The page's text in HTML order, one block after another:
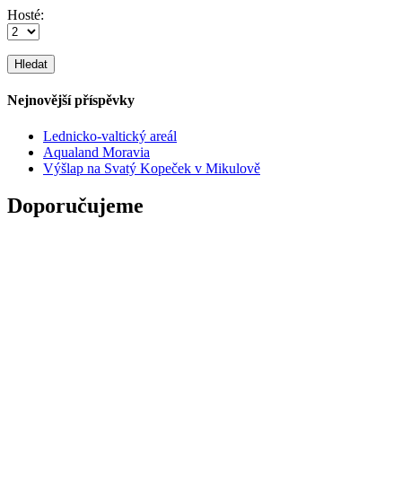
Hosté:
Nejnovější příspěvky
Lednicko-valtický areál
Aqualand Moravia
Výšlap na Svatý Kopeček v Mikulově
Doporučujeme